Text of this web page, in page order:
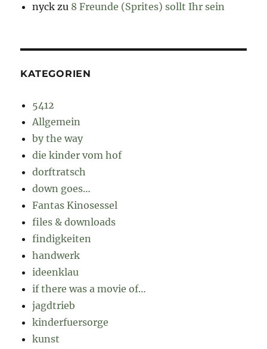
nyck zu 8 Freunde (Sprites) sollt Ihr sein
KATEGORIEN
5412
Allgemein
by the way
die kinder vom hof
dorftratsch
down goes…
Fantas Kinosessel
files & downloads
findigkeiten
handwerk
ideenklau
if there was a movie of…
jagdtrieb
kinderfuersorge
kunst